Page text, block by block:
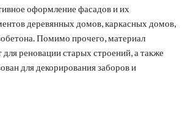
оформление фасадов и их
деревянных домов, каркасных домов,
Помимо прочего, материал
реновации старых строений, а также
для декорирования заборов и